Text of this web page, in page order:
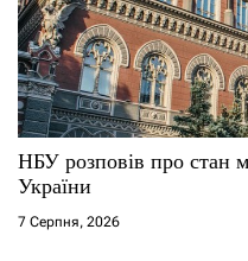
НБУ розповів про стан
України
7 Серпня, 2026